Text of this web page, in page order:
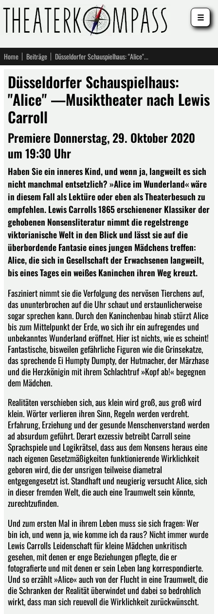
Home Beiträge Düsseldorfer Schauspielhaus: "Alice" —Musiktheater nach Lewis Carroll
Düsseldorfer Schauspielhaus:
"Alice" —Musiktheater nach Lewis
Carroll
Premiere Donnerstag, 29. Oktober 2020
um 19:30 Uhr
Haben Sie ein inneres Kind, und wenn ja, langweilt es sich
nicht manchmal entsetzlich? »Alice im Wunderland« wäre
in diesem Fall als Lektüre oder eben als Theaterbesuch zu
empfehlen. Lewis Carrolls 1865 erschienener Klassiker der
gehobenen Nonsensliteratur nimmt die regelstrenge
viktorianische Welt in den Blick und lässt sie auf die
überbordende Fantasie eines jungen Mädchens treffen:
Alice, die sich in Gesellschaft der Erwachsenen langweilt,
bis eines Tages ein weißes Kaninchen ihren Weg kreuzt.
Fasziniert nimmt sie die Verfolgung des nervösen Tierchens auf,
das ununterbrochen auf die Uhr schaut und erstaunlicherweise
sogar sprechen kann. Durch den Kaninchenbau hinab stürzt Alice
bis zum Mittelpunkt der Erde, wo sich ihr ein aufregendes und
unbekanntes Wunderland eröffnet. Hier ist nichts, wie es scheint!
Fantastische, bisweilen gefährliche Figuren wie die Grinsekatze,
das sprechende Ei Humpty Dumpty, der Hutmacher, der Märzhase
und die Herzkönigin mit ihrem Schlachtruf »Kopf ab!« begegnen
dem Mädchen.
Realitäten verschieben sich, aus klein wird groß, aus groß wird
klein. Wörter verlieren ihren Sinn, Regeln werden verdreht.
Erfahrung, Erziehung und der gesunde Menschenverstand werden
ad absurdum geführt. Derart exzessiv betreibt Carroll seine
Sprachspiele und Logikrätsel, dass aus dem Nonsens heraus eine
nach eigenen Gesetzmäßigkeiten funktionierende Wirklichkeit
geboren wird, die der unsrigen teilweise diametral
entgegengesetzt ist. Standhaft und neugierig versucht Alice, sich
in dieser fremden Welt, die auch eine Traumwelt sein könnte,
zurechtzufinden.
Und zum ersten Mal in ihrem Leben muss sie sich fragen: Wer
bin ich, und wenn ja, wie komme ich da raus? Nicht immer wurde
Lewis Carrolls Leidenschaft für kleine Mädchen unkritisch
gesehen, mit denen er enge Beziehungen pflegte, die er
fotografierte und mit denen er sein Leben lang korrespondierte.
Und so erzählt »Alice« auch von der Flucht in eine Traumwelt, die
die Schranken der Realität überwindet und dabei so bedrohlich
wirkt, dass man sich reuevoll die Wirklichkeit zurückwünscht.
☰